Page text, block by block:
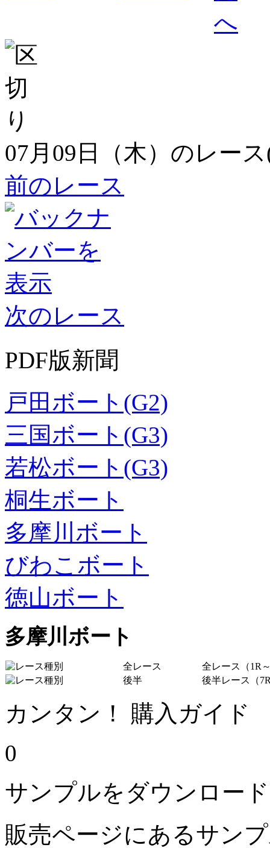
07月09日（木）のレー
前のレース
次のレース
PDF版新聞
戸田ボート(G2)
三国ボート(G3)
若松ボート(G3)
桐生ボート
多摩川ボート
びわこボート
徳山ボート
多摩川ボート
全レース
全レース（1R
後半
後半レース（
カンタン！ 購入ガイド
0
サンプルをダウンロー
販売ページにあるサン